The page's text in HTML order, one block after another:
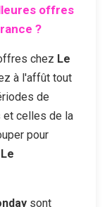
offres
?
chez Le
à l'affût tout
de
celles de la
pour
Le
sont